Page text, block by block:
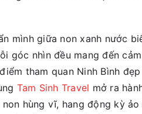
mình giữa non xanh nước
góc nhìn đều mang đến
tham quan Ninh Bình
Tam Sinh Travel mở ra
hùng vĩ, hang động kỳ